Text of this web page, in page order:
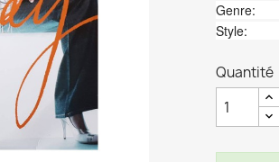
Genre:
Style:
Quantité